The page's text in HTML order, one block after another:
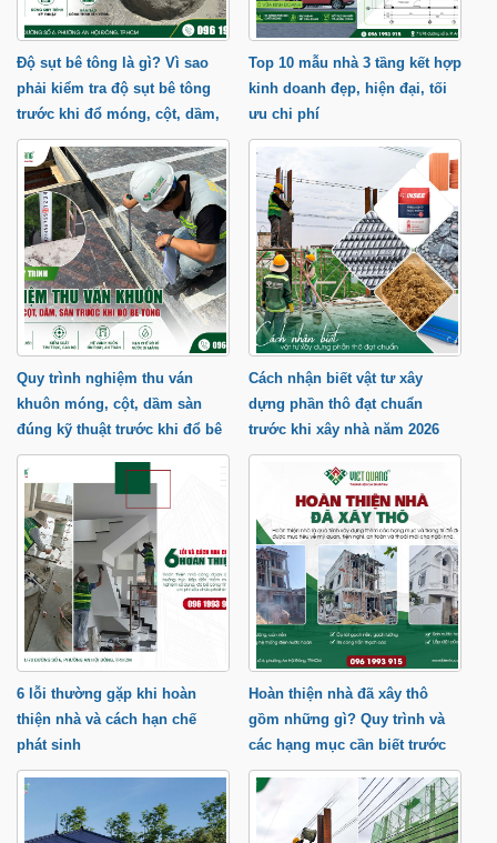
Độ sụt bê tông là gì? Vì sao
phải kiểm tra độ sụt bê tông
trước khi đổ móng, cột, dầm,
sàn?
Top 10 mẫu nhà 3 tầng kết hợp
kinh doanh đẹp, hiện đại, tối
ưu chi phí
Quy trình nghiệm thu ván
khuôn móng, cột, dầm sàn
đúng kỹ thuật trước khi đổ bê
tông
Cách nhận biết vật tư xây
dựng phần thô đạt chuẩn
trước khi xây nhà năm 2026
6 lỗi thường gặp khi hoàn
thiện nhà và cách hạn chế
phát sinh
Hoàn thiện nhà đã xây thô
gồm những gì? Quy trình và
các hạng mục cần biết trước
khi xây nhà